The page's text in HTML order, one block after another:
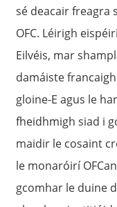
sé deacair freagra
OFC. Léirigh
Eilvéis, mar
damáiste
gloine-E agus le
fheidhmigh siad i
maidir le cosaint
le monaróirí
gcomhar le duine